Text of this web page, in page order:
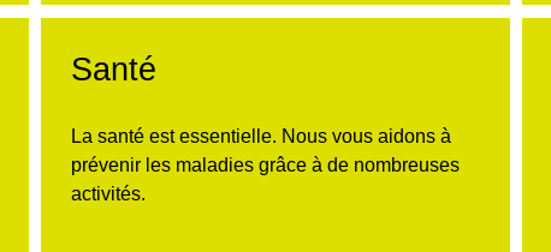
Santé
La santé est essentielle. Nous vous aidons à
prévenir les maladies grâce à de nombreuses
activités.